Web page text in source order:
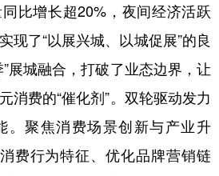
比增长超20%，夜间经济活跃
现了“以展兴城、以城促展”的良
展城融合，打破了业态边界，让
消费的“催化剂”。双轮驱动发力
。聚焦消费场景创新与产业升
费行为特征、优化品牌营销链